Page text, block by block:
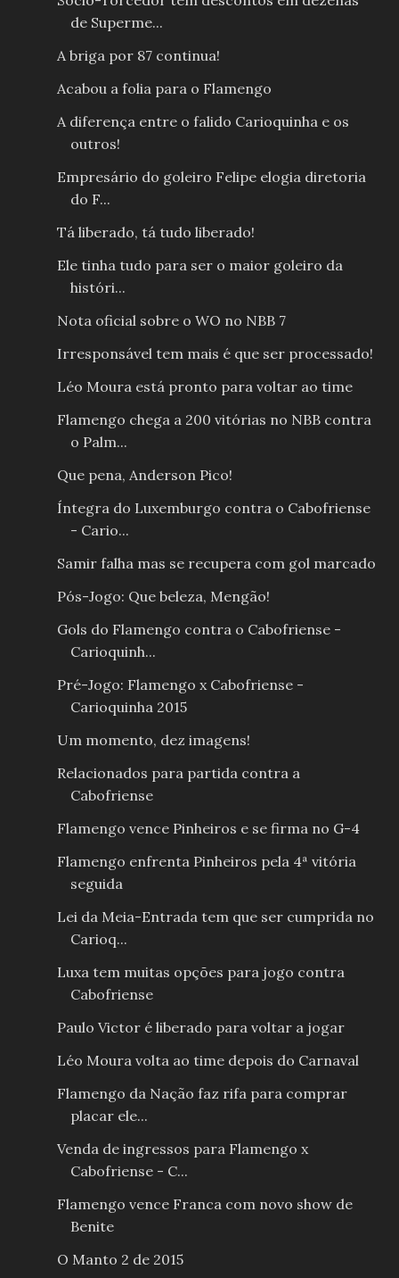
de Superme...
A briga por 87 continua!
Acabou a folia para o Flamengo
A diferença entre o falido Carioquinha e os
outros!
Empresário do goleiro Felipe elogia diretoria
do F...
Tá liberado, tá tudo liberado!
Ele tinha tudo para ser o maior goleiro da
históri...
Nota oficial sobre o WO no NBB 7
Irresponsável tem mais é que ser processado!
Léo Moura está pronto para voltar ao time
Flamengo chega a 200 vitórias no NBB contra
o Palm...
Que pena, Anderson Pico!
Íntegra do Luxemburgo contra o Cabofriense
- Cario...
Samir falha mas se recupera com gol marcado
Pós-Jogo: Que beleza, Mengão!
Gols do Flamengo contra o Cabofriense -
Carioquinh...
Pré-Jogo: Flamengo x Cabofriense -
Carioquinha 2015
Um momento, dez imagens!
Relacionados para partida contra a
Cabofriense
Flamengo vence Pinheiros e se firma no G-4
Flamengo enfrenta Pinheiros pela 4ª vitória
seguida
Lei da Meia-Entrada tem que ser cumprida no
Carioq...
Luxa tem muitas opções para jogo contra
Cabofriense
Paulo Victor é liberado para voltar a jogar
Léo Moura volta ao time depois do Carnaval
Flamengo da Nação faz rifa para comprar
placar ele...
Venda de ingressos para Flamengo x
Cabofriense - C...
Flamengo vence Franca com novo show de
Benite
O Manto 2 de 2015